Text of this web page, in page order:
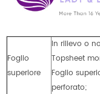
Foglio
superiore
In rilievo o
Topsheet
Foglio
perforato;